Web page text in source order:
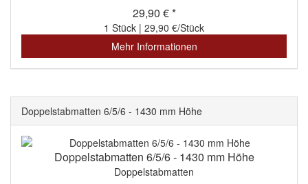
29,90 € *
1 Stück | 29,90 €/Stück
Mehr Informationen
Doppelstabmatten 6/5/6 - 1430 mm Höhe
Doppelstabmatten 6/5/6 - 1430 mm Höhe
Doppelstabmatten